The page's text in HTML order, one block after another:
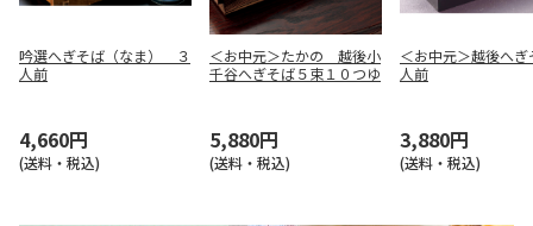
吟選へぎそば（なま） ３
人前
4,660円
(送料・税込)
＜お中元＞たかの 越後小
千谷へぎそば５束１０つゆ
5,880円
(送料・税込)
＜お中元＞越後へぎ
人前
3,880円
(送料・税込)